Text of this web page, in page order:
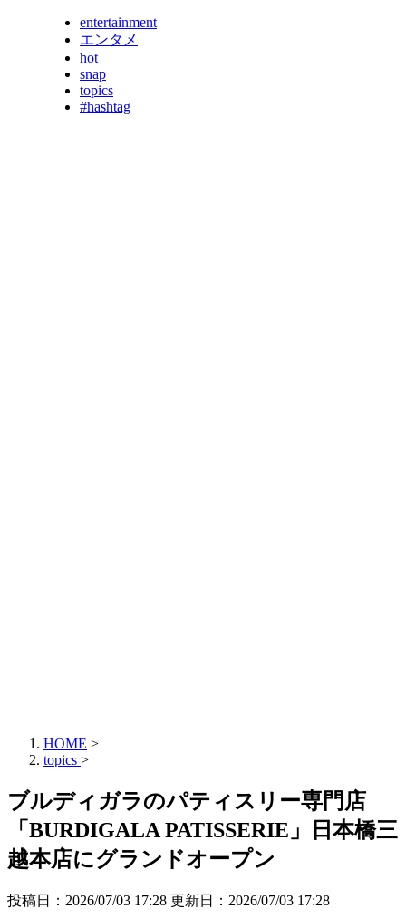
entertainment
エンタメ
hot
snap
topics
#hashtag
HOME >
topics >
ブルディガラのパティスリー専門店
「BURDIGALA PATISSERIE」日本橋三
越本店にグランドオープン
投稿日：2026/07/03 17:28 更新日： 2026/07/03 17:28